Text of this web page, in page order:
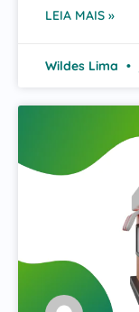
LEIA MAIS »
Wildes Lima